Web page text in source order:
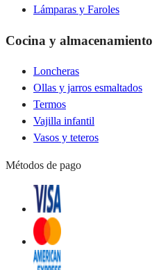
Lámparas y Faroles
Cocina y almacenamiento
Loncheras
Ollas y jarros esmaltados
Termos
Vajilla infantil
Vasos y teteros
Métodos de pago